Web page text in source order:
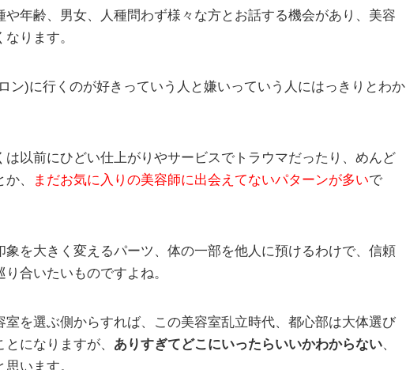
や年齢、男女、人種問わず様々な方とお話する機会があり、美容
ります。
ン)に行くのが好きっていう人と嫌いっていう人にはっきりとわか
は以前にひどい仕上がりやサービスでトラウマだったり、めんど
、
まだお気に入りの美容師に出会えてないパターンが多いで
象を大きく変えるパーツ、体の一部を他人に預けるわけで、信頼
合いたいものですよね。
室を選ぶ側からすれば、この美容室乱立時代、都心部は大体選び
になりますが、 ありすぎてどこにいったらいいかわからない、
います。